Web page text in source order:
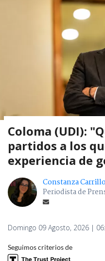
Coloma (UDI):
partidos a los
experiencia de
Constanza
Periodista de
Domingo 09 Agosto, 2026 |
Seguimos criterios de